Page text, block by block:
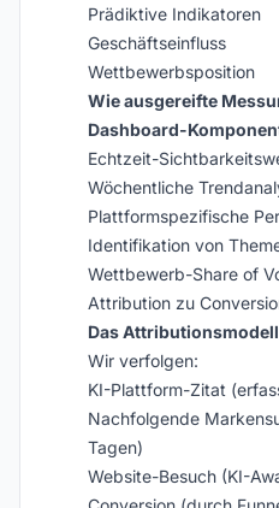
Prädiktive Indikatoren
Geschäftseinfluss
Wettbewerbsposition
Wie ausgereifte
Dashboard-
Echtzeit-
Wöchentliche
Plattformspezifische
Identifikation von
Wettbewerb-Share of
Attribution zu
Das
Wir verfolgen:
KI-Plattform-Zitat
Nachfolgende
Tagen)
Website-Besuch (KI-